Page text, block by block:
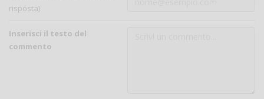
risposta)
Inserisci il testo del
commento